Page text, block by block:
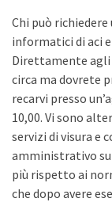
Chi può richiedere
informatici di aci
Direttamente agli
circa ma dovrete
recarvi presso
10,00. Vi sono
servizi di visura e
amministrativo
più rispetto ai
che dopo avere